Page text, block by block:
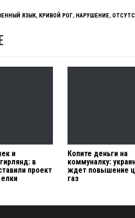
ЯЗЫК, КРИВОЙ РОГ, НАРУШЕНИЕ,
и
в
проект
Копите деньги на
коммуналку:
ждет повышение
газ